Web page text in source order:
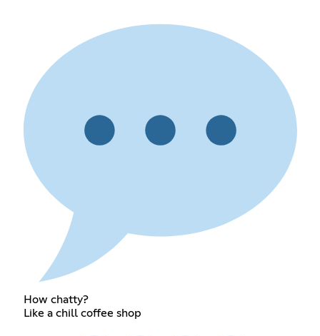
How chatty?
Like a chill coffee shop